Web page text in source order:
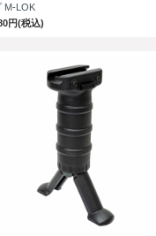
M-LOK
円(税込)